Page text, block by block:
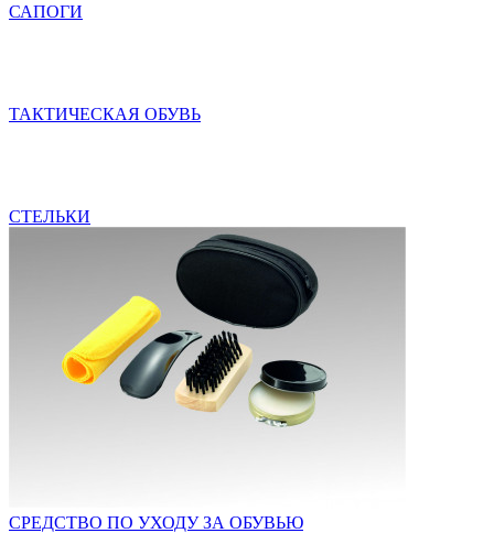
САПОГИ
ТАКТИЧЕСКАЯ ОБУВЬ
СТЕЛЬКИ
СРЕДСТВО ПО УХОДУ ЗА ОБУВЬЮ